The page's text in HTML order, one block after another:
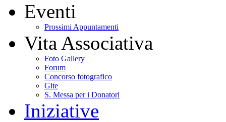
Eventi
Prossimi Appuntamenti
Vita Associativa
Foto Gallery
Forum
Concorso fotografico
Gite
S. Messa per i Donatori
Iniziative